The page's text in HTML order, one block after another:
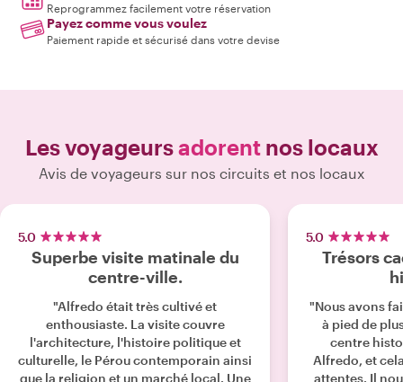
Reprogrammez facilement votre réservation
Payez comme vous voulez
Paiement rapide et sécurisé dans votre devise
Les voyageursadorentnos locaux
Avis de voyageurs sur nos circuits et nos locaux
5.0
Superbe visite matinale du
centre-ville.
"Alfredo était très cultivé et
enthousiaste. La visite couvre
l'architecture, l'histoire politique et
culturelle, le Pérou contemporain ainsi
que la religion et un marché local. Une
5.0
Trésors
"Nous avons
à pied de
centre
Alfredo, et
attentes. Il